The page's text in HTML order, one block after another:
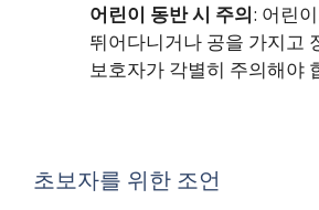
어린이 동반 시 주의: 어린
뛰어다니거나 공을 가지고
보호자가 각별히 주의해야
초보자를 위한 조언